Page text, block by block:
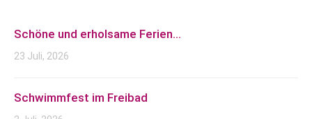
Schöne und erholsame Ferien...
23 Juli, 2026
Schwimmfest im Freibad